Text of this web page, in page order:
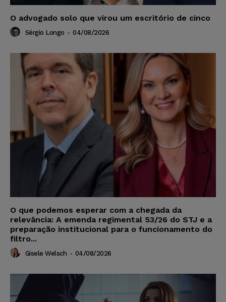
O advogado solo que virou um escritório de cinco
Sérgio Longo - 04/08/2026
O que podemos esperar com a chegada da
relevância: A emenda regimental 53/26 do STJ e a
preparação institucional para o funcionamento do
filtro...
Gisele Welsch - 04/08/2026